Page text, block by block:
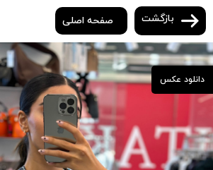
بازگشت صفحه اصلی
دانلود عکس